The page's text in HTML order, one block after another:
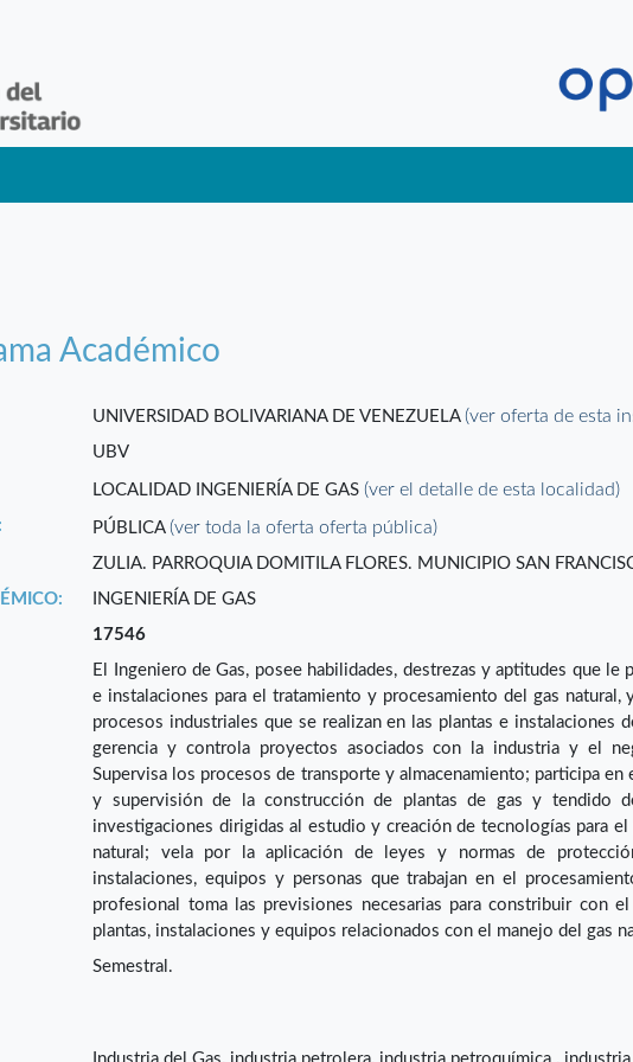
Académico
UNIVERSIDAD BOLIVARIANA DE VENEZUELA(ver oferta de esta
UBV
LOCALIDAD INGENIERÍA DE GAS(ver el detalle de esta localidad)
PÚBLICA(ver toda la oferta oferta pública)
ZULIA. PARROQUIA DOMITILA FLORES. MUNICIPIO SAN
INGENIERÍA DE GAS
17546
El Ingeniero de Gas, posee habilidades, destrezas y aptitudes que le
e instalaciones para el tratamiento y procesamiento del gas natural,
procesos industriales que se realizan en las plantas e instalaciones
gerencia y controla proyectos asociados con la industria y el
Supervisa los procesos de transporte y almacenamiento; participa en
y supervisión de la construcción de plantas de gas y tendido
investigaciones dirigidas al estudio y creación de tecnologías para el
natural; vela por la aplicación de leyes y normas de
instalaciones, equipos y personas que trabajan en el
profesional toma las previsiones necesarias para constribuir con
plantas, instalaciones y equipos relacionados con el manejo del gas
Semestral.